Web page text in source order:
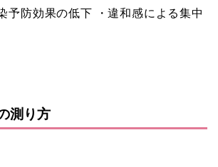
予防効果の低下 ・違和感による集中
測り方